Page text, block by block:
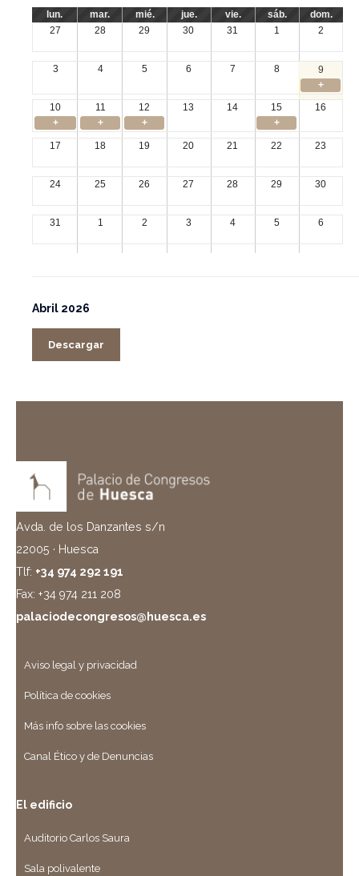
lun. mar. mié. jue. vie. sáb.
dom.
27
28 29 30 31 1 2
3 4 5 6 7 8
9
+
10
11 12 13 14 15
16
+
+ + +
17 18 19 20 21 22 23
24 25 26 27 28 29 30
31 1 2 3 4 5 6
Abril 2026
Descargar
Avda. de los Danzantes s/n
22005 · Huesca
Tlf: +34 974 292 191
Fax: +34 974 211 208
palaciodecongresos@huesca.es
Aviso legal y privacidad
Política de cookies
Más info sobre las cookies
Canal Ético y de Denuncias
El edificio
Auditorio Carlos Saura
Sala polivalente